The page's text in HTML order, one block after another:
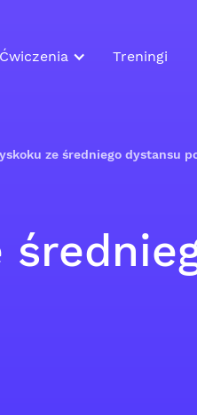
Ćwiczenia Treningi
ze średniego dystansu